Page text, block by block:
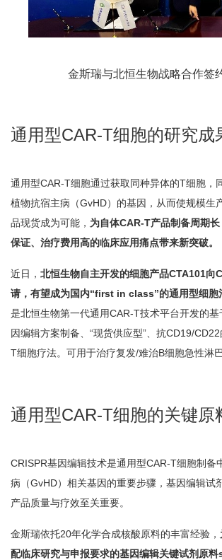
金斯瑞与北恒生物战略合作签
通用型CAR-T细胞的研究成
通用型CAR-T细胞通过获取同种异体的T细胞，
植物抗宿主病（GvHD）的基因，从而使规模生
品现货成为可能， 为自体CAR-T产品制备周期
保证、治疗费用高的临床应用痛点带来新突破。
近日， 北恒生物自主开发的细胞产品CTA101向
请，有望成为国内“first in class”的通用型细胞
是北恒生物第一代通用CAR-T技术平台开发的
因编辑方案制备、“现货供应型”、抗CD19/
T细胞疗法。可用于治疗复发/难治B细胞急性淋
通用型CAR-T细胞的关键原
CRISPR基因编辑技术是通用型CAR-T细胞制备
病（GvHD）相关基因的重要步骤，基因编辑试
产品质量与疗效至关重要。
金斯瑞依托20年化学合成核酸原料的丰富经验，
配临床研究与申报要求的基因编辑关键试剂原